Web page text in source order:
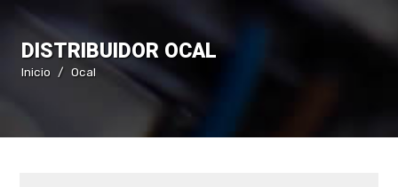
DISTRIBUIDOR OCAL
Inicio Ocal